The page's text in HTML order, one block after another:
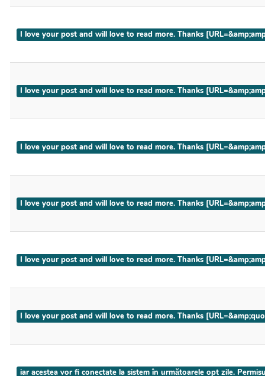
I love your post and will love to read more. Thanks
I love your post and will love to read more. Thanks
I love your post and will love to read more. Thanks
I love your post and will love to read more. Thanks
I love your post and will love to read more. Thanks
I love your post and will love to read more. Thanks
iar acestea vor fi conectate la sistem în următoarele opt zile.